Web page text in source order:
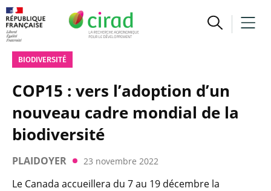
BIODIVERSITÉ
COP15 : vers l’adoption d’un
nouveau cadre mondial de la
biodiversité
PLAIDOYER 23 novembre 2022
Le Canada accueillera du 7 au 19 décembre la